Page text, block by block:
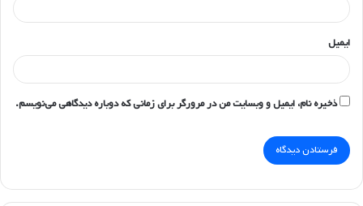
ایمیل
ذخیره نام، ایمیل و وبسایت من در مرورگر برای زمانی که دوباره دیدگاهی می‌نویسم.